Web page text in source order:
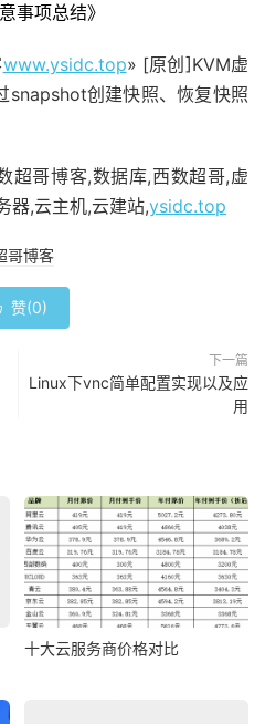
事项总结》
www.ysidc.top» [原创]KVM虚
snapshot创建快照、恢复快照
超哥博客,数据库,西数超哥,虚
器,云主机,云建站,ysidc.top
哥博客
赞(0)
下一篇
Linux下vnc简单配置实现以及应
用
十大云服务商价格对比